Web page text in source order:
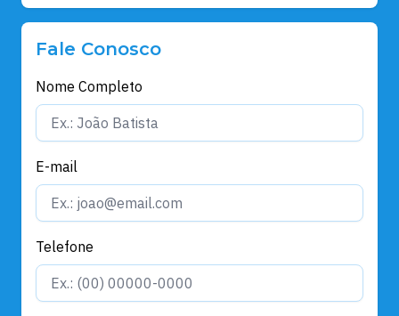
Fale Conosco
Nome Completo
E-mail
Telefone